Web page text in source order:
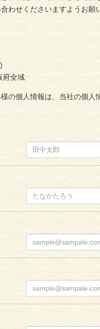
わせくださいますようお願
府全域
の個人情報は、当社の個人